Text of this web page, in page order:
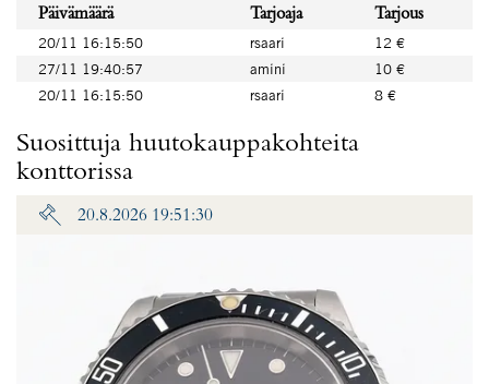
Päivämäärä Tarjoaja
Tarjous
20/11 16:15:50
rsaari
12 €
27/11 19:40:57
amini
10 €
20/11 16:15:50
rsaari 8 €
Suosittuja huutokauppakohteita
konttorissa
20.8.2026 19:51:30